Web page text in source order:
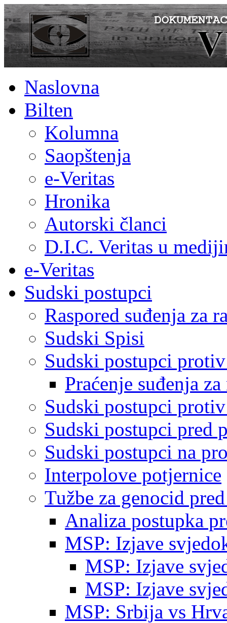
Naslovna
Bilten
Kolumna
Saopštenja
e-Veritas
Hronika
Autorski članci
D.I.C. Veritas u
e-Veritas
Sudski postupci
Raspored suđenja za
Sudski Spisi
Sudski postupci
Praćenje suđenja
Sudski postupci
Sudski postupci pred
Sudski postupci na
Interpolove potjernice
Tužbe za genocid
Analiza postupka
MSP: Izjave
MSP: Izjave
MSP: Izjave
MSP: Srbija vs